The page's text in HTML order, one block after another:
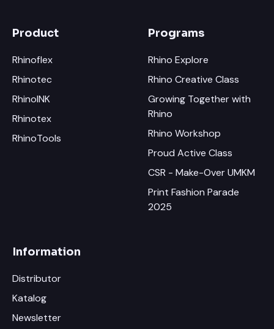
Product
Rhinoflex
Rhinotec
RhinoINK
Rhinotex
RhinoTools
Programs
Rhino Explore
Rhino Creative Class
Growing Together with
Rhino
Rhino Workshop
Proud Active Class
CSR - Make-Over UMKM
Print Fashion Parade
2025
Information
Distributor
Katalog
Newsletter